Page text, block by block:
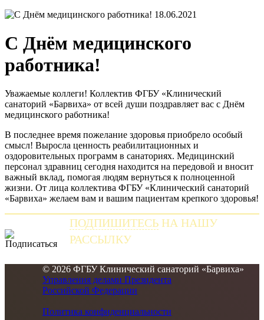
18.06.2021
С Днём медицинского
работника!
Уважаемые коллеги! Коллектив ФГБУ «Клинический
санаторий «Барвиха» от всей души поздравляет вас с Днём
медицинского работника!
В последнее время пожелание здоровья приобрело особый
смысл! Выросла ценность реабилитационных и
оздоровительных программ в санаториях. Медицинский
персонал здравниц сегодня находится на передовой и вносит
важный вклад, помогая людям вернуться к полноценной
жизни. От лица коллектива ФГБУ «Клинический санаторий
«Барвиха» желаем вам и вашим пациентам крепкого здоровья!
ПОДПИШИТЕСЬ НА НАШУ
РАССЫЛКУ
© 2026 ФГБУ Клинический санаторий «Барвиха»
Управления делами Президента
Российской Федерации
Политика конфиденциальности